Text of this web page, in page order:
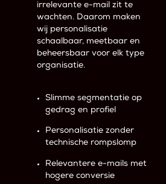
irrelevante e-mail zit te
wachten. Daarom maken
wij personalisatie
schaalbaar, meetbaar en
beheersbaar voor elk type
organisatie.
Slimme segmentatie op
gedrag en profiel
Personalisatie zonder
technische rompslomp
Relevantere e-mails met
hogere conversie